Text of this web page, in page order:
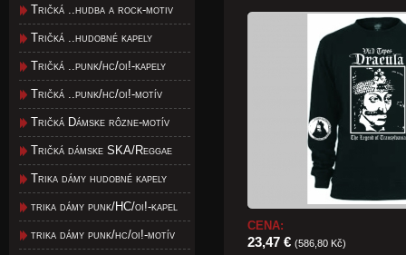
Tričká ..hudba a rock-motiv
Tričká ..hudobné kapely
Tričká ..punk/hc/oi!-kapely
Tričká ..punk/hc/oi!-motív
Tričká Dámske rôzne-motív
Tričká dámske SKA/Reggae
Trika dámy hudobné kapely
trika dámy punk/HC/oi!-kapel
trika dámy punk/hc/oi!-motív
CENA:
23,47 € (586,80 Kč)